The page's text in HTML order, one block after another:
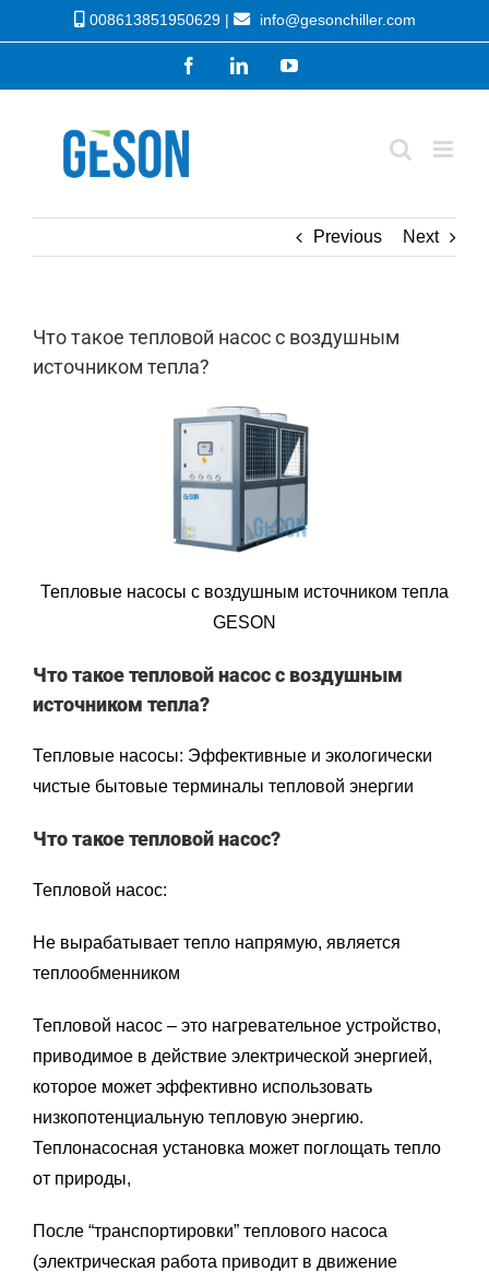
to
008613851950629 | info@gesonchiller.com
FacebookLinkedInYouTube
Previous Next
Что такое тепловой насос с воздушным
источником тепла?
Тепловые насосы с воздушным источником тепла
GESON
Что такое тепловой насос с воздушным
источником тепла?
Тепловые насосы: Эффективные и экологически
чистые бытовые терминалы тепловой энергии
Что такое тепловой насос?
Тепловой насос:
Не вырабатывает тепло напрямую, является
теплообменником
Тепловой насос – это нагревательное устройство,
приводимое в действие электрической энергией,
которое может эффективно использовать
низкопотенциальную тепловую энергию.
Теплонасосная установка может поглощать тепло
от природы,
После “транспортировки” теплового насоса
(электрическая работа приводит в движение